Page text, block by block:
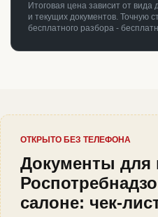
Итоговая цена зависит от
и текущих документов. Точную
бесплатного разбора -
ОТКРЫТО БЕЗ ТЕЛЕФОНА
Документы для
салоне: чек-